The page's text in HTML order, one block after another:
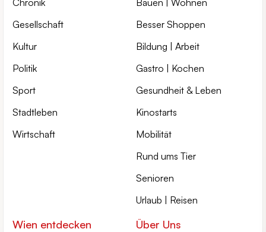
Chronik
Gesellschaft
Kultur
Politik
Sport
Stadtleben
Wirtschaft
Bauen | Wohnen
Besser Shoppen
Bildung | Arbeit
Gastro | Kochen
Gesundheit & Leben
Kinostarts
Mobilität
Rund ums Tier
Senioren
Urlaub | Reisen
Wien entdecken Über Uns